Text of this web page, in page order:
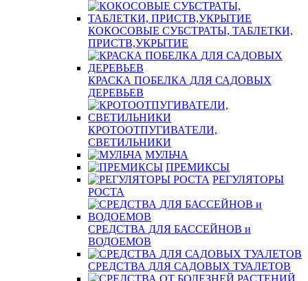
КОКОСОВЫЕ СУБСТРАТЫ, ТАБЛЕТКИ,
ПРИСТВ,УКРЫТИЕ
КРАСКА ПОБЕЛКА ДЛЯ САДОВЫХ
ДЕРЕВЬЕВ
КРОТООТПУГИВАТЕЛИ,
СВЕТИЛЬНИКИ
МУЛЬЧА
ПРЕМИКСЫ
РЕГУЛЯТОРЫ
РОСТА
СРЕДСТВА ДЛЯ БАССЕЙНОВ и
ВОДОЕМОВ
СРЕДСТВА ДЛЯ САДОВЫХ ТУАЛЕТОВ